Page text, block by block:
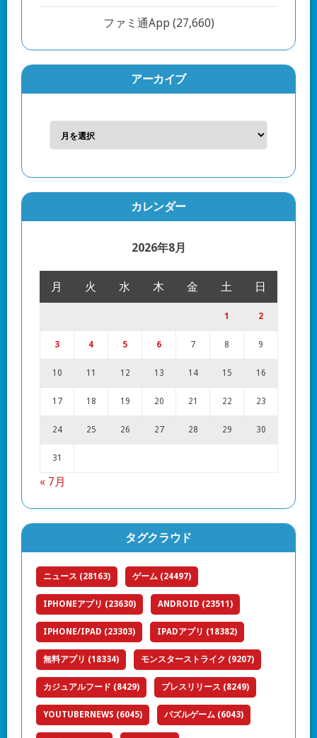
ファミ通App(27,660)
アーカイブ
カレンダー
2026年8月
月 火 水 木 金 土 日
1 2
3 4 5 6 7 8 9
10 11 12 13 14 15 16
17 18 19 20 21 22 23
24 25 26 27 28 29 30
31
« 7月
タグクラウド
ニュース (28163) ゲーム (24497)
IPHONEアプリ (23630) ANDROID (23511)
IPHONE/IPAD (23303) IPADアプリ (18382)
無料アプリ (18334) モンスターストライク (9207)
カジュアルフード (8429) プレスリリース (8249)
YOUTUBERNEWS (6045) パズルゲーム (6043)